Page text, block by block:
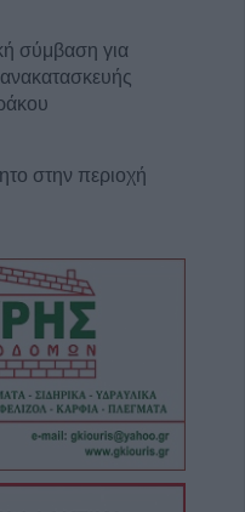
σύμβαση για
στην περιοχή
40ήμερο
-
Ειρήνης